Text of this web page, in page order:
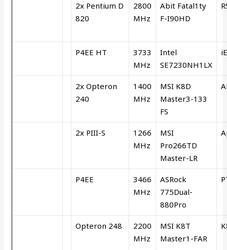
2x Pentium D
820
2800
MHz
Abit Fatal1ty
F-I90HD
P4EE HT
3733
MHz
Intel
SE7230NH1LX
2x Opteron
240
1400
MHz
MSI K8D
Master3-133
FS
2x PIII-S
1266
MHz
MSI
Pro266TD
Master-LR
P4EE
3466
MHz
ASRock
775Dual-
880Pro
Opteron 248
2200
MHz
MSI K8T
Master1-FAR